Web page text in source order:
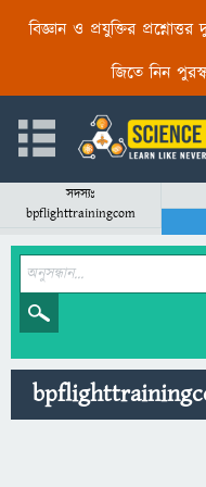
বিজ্ঞান ও প্রযুক্তির
জিতে নিন
সদস্যঃ
bpflighttrainingcom